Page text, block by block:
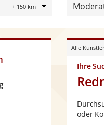
Ort
Events
festlegenAlle Künstler
Ihre
oder